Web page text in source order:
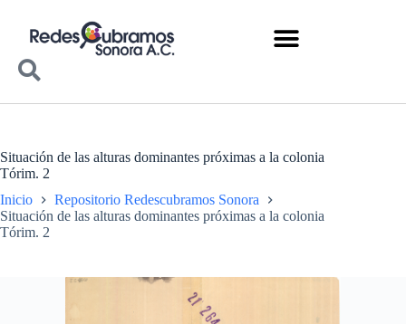
Situación de las alturas dominantes próximas a la colonia
Tórim. 2
Inicio
Repositorio Redescubramos Sonora
Situación de las alturas dominantes próximas a la colonia
Tórim. 2